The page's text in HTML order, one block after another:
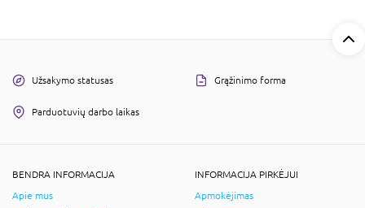
Užsakymo statusas Grąžinimo forma
Parduotuvių darbo laikas
BENDRA INFORMACIJA
Apie mus
INFORMACIJA PIRKĖJUI
Apmokėjimas